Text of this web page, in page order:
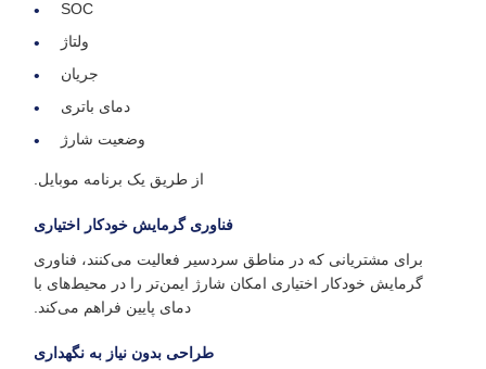
SOC
ولتاژ
جریان
دمای باتری
وضعیت شارژ
از طریق یک برنامه موبایل.
فناوری گرمایش خودکار اختیاری
برای مشتریانی که در مناطق سردسیر فعالیت می‌کنند، فناوری
گرمایش خودکار اختیاری امکان شارژ ایمن‌تر را در محیط‌های با
دمای پایین فراهم می‌کند.
طراحی بدون نیاز به نگهداری